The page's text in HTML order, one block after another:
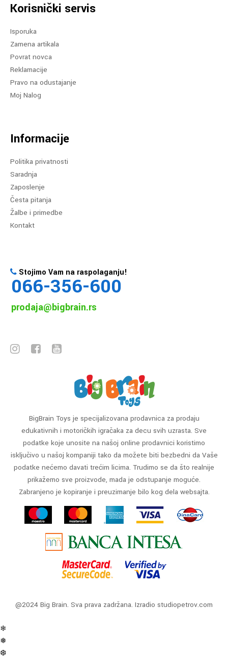
Korisnički servis
Isporuka
Zamena artikala
Povrat novca
Reklamacije
Pravo na odustajanje
Moj Nalog
Informacije
Politika privatnosti
Saradnja
Zaposlenje
Česta pitanja
Žalbe i primedbe
Kontakt
Stojimo Vam na raspolaganju!
066-356-600
prodaja@bigbrain.rs
BigBrain Toys je specijalizovana prodavnica za prodaju
edukativnih i motoričkih igračaka za decu svih uzrasta. Sve
podatke koje unosite na našoj online prodavnici koristimo
isključivo u našoj kompaniji tako da možete biti bezbedni da Vaše
podatke nećemo davati trećim licima. Trudimo se da što realnije
prikažemo sve proizvode, mada je odstupanje moguće.
Zabranjeno je kopiranje i preuzimanje bilo kog dela websajta.
@2024 Big Brain. Sva prava zadržana. Izradio studiopetrov.com
❄
❅
❆